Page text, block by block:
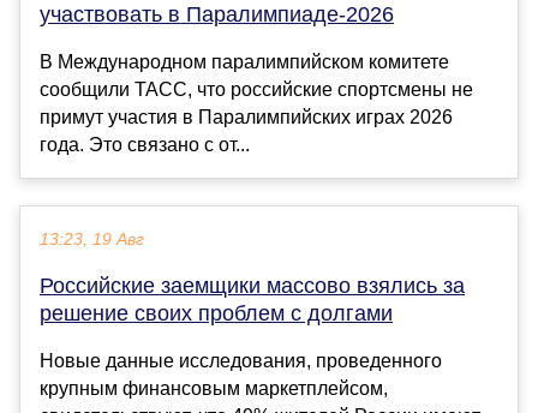
участвовать в Паралимпиаде-2026
В Международном паралимпийском комитете
сообщили ТАСС, что российские спортсмены не
примут участия в Паралимпийских играх 2026
года. Это связано с от...
13:23, 19 Авг
Российские заемщики массово взялись за
решение своих проблем с долгами
Новые данные исследования, проведенного
крупным финансовым маркетплейсом,